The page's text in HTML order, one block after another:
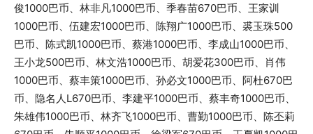
俊1000巴币、林非凡1000巴币、季春苗670巴币、王家训
1000巴币、伍建宏1000巴币、陈翔广1000巴币、裘玉珠500
巴币、陈式凯1000巴币、蔡港1000巴币、李成山1000巴币、
王小龙500巴币、林文浩1000巴币、胡爱花300巴币、肖伟
1000巴币、蔡丰策1000巴币、孙必文1000巴币、阿杜670巴
币、隐名人L670巴币、李建平1000巴币、蔡丰奇1000巴币、
朱雄伟1000巴币、林齐飞1000巴币、曹勤1000巴币、陈丕莉